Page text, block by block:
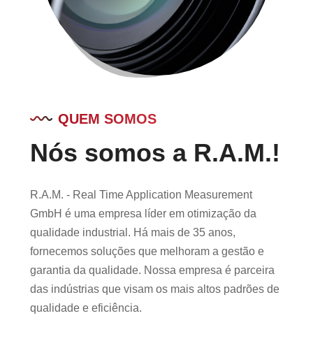
QUEM SOMOS
Nós somos a R.A.M.!
R.A.M. - Real Time Application Measurement
GmbH é uma empresa líder em otimização da
qualidade industrial. Há mais de 35 anos,
fornecemos soluções que melhoram a gestão e
garantia da qualidade. Nossa empresa é parceira
das indústrias que visam os mais altos padrões de
qualidade e eficiência.